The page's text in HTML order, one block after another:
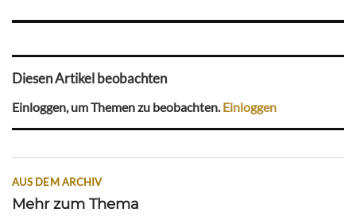
Diesen Artikel beobachten
Einloggen, um Themen zu beobachten. Einloggen
AUS DEM ARCHIV
Mehr zum Thema